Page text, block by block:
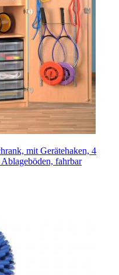
mit Gerätehaken, 4
fahrbar